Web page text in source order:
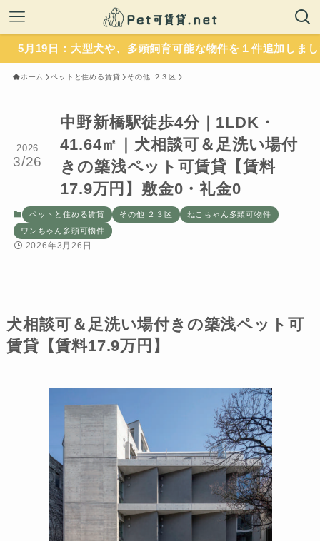
日：大型犬や、多頭飼育可能な物件を１件追加しました。
ホーム ペットと住める賃貸 その他 ２３区
中野新橋駅徒歩4分｜1LDK・
41.64㎡｜犬相談可＆足洗い場付
きの築浅ペット可賃貸【賃料
17.9万円】敷金0・礼金0
2026
3/26
ペットと住める賃貸 その他 ２３区
ねこちゃん多頭可物件
ワンちゃん多頭可物件
2026年3月26日
犬相談可＆足洗い場付きの築浅ペット可
賃貸【賃料17.9万円】